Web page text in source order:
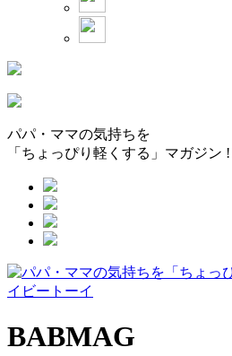
パパ・ママの気持ちを
「ちょっぴり軽くする」マガジン !
BABMAG